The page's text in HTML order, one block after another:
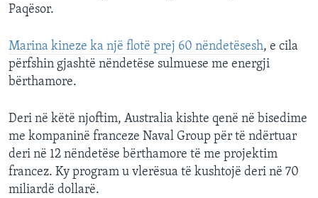
Paqësor.
Marina kineze ka një flotë prej 60 nëndetësesh, e cila
përfshin gjashtë nëndetëse sulmuese me energji
bërthamore.
Deri në këtë njoftim, Australia kishte qenë në bisedime
me kompaninë franceze Naval Group për të ndërtuar
deri në 12 nëndetëse bërthamore të me projektim
francez. Ky program u vlerësua të kushtojë deri në 70
miliardë dollarë.